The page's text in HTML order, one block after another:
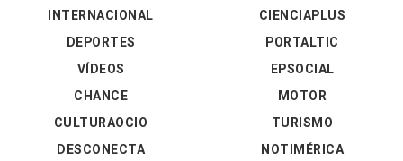
INTERNACIONAL
DEPORTES
VÍDEOS
CIENCIAPLUS
PORTALTIC
EPSOCIAL
CHANCE
CULTURAOCIO
DESCONECTA
MOTOR
TURISMO
NOTIMÉRICA